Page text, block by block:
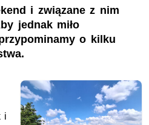
i związane z nim
jednak miło
o kilku
i